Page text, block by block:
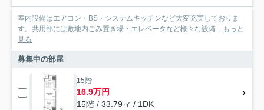
室内設備はエアコン・BS・システムキッチンなど大変充実しておりま
す。共用部には敷地内ごみ置き場・エレベータなど様々な設備... もっと
見る
募集中の部屋
15階
16.9万円
15階 / 33.79㎡ / 1DK